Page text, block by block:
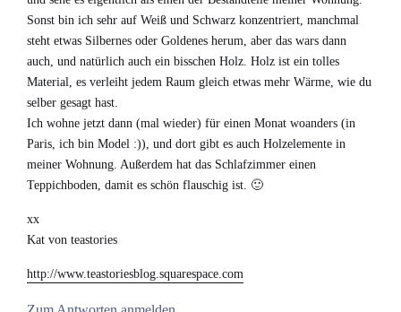
Sonst bin ich sehr auf Weiß und Schwarz konzentriert, manchmal
steht etwas Silbernes oder Goldenes herum, aber das wars dann
auch, und natürlich auch ein bisschen Holz. Holz ist ein tolles
Material, es verleiht jedem Raum gleich etwas mehr Wärme, wie du
selber gesagt hast.
Ich wohne jetzt dann (mal wieder) für einen Monat woanders (in
Paris, ich bin Model :)), und dort gibt es auch Holzelemente in
meiner Wohnung. Außerdem hat das Schlafzimmer einen
Teppichboden, damit es schön flauschig ist. 🙂
xx
Kat von teastories
http://www.teastoriesblog.squarespace.com